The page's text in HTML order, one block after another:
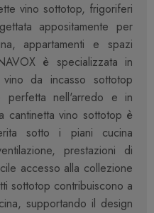
vino sottotop, frigoriferi
appositamente per
appartamenti e spazi
è specializzata in
da incasso sottotop
perfetta nell'arredo e in
cantinetta vino sottotop è
sotto i piani cucina
prestazioni di
accesso alla collezione
sottotop contribuiscono a
supportando il design